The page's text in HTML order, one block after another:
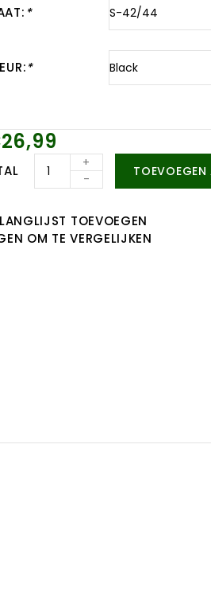
*
*
+
-
TOEVOEGEN
OM TE VERGELIJKEN